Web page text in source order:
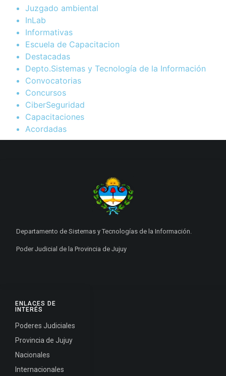
Juzgado ambiental
InLab
Informativas
Escuela de Capacitacion
Destacadas
Depto.Sistemas y Tecnología de la Información
Convocatorias
Concursos
CiberSeguridad
Capacitaciones
Acordadas
ENLACES DE
INTERÉS
Poderes Judiciales
Provincia de Jujuy
Nacionales
Internacionales
Departamento de Sistemas y Tecnologías de la Información.
Poder Judicial de la Provincia de Jujuy